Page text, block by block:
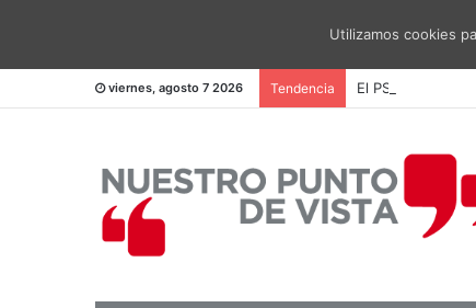
viernes, agosto 7 2026 Tendencia El PSOE pide
Utilizamos cookies